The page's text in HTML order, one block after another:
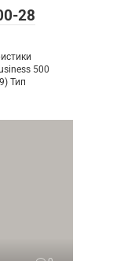
28
500
Тип